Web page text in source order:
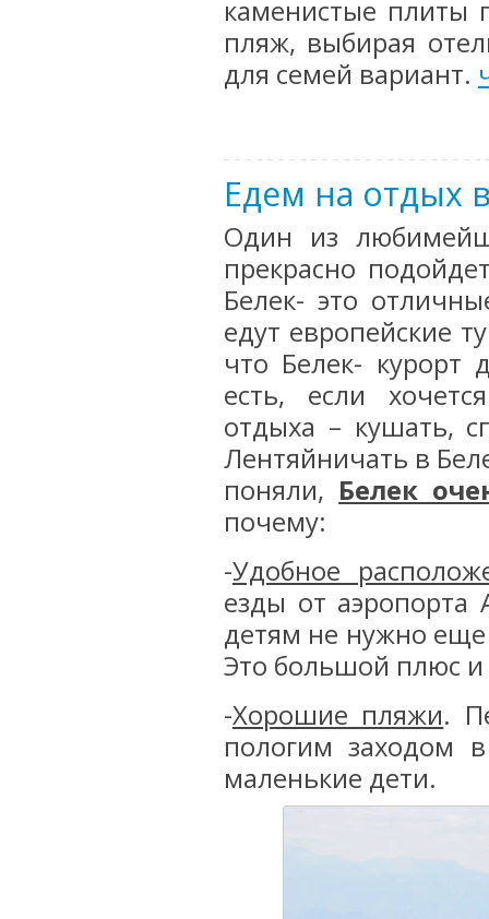
каменистые плиты
пляж, выбирая
для семей вариант.
Едем на отдых
Один из
прекрасно
Белек- это
едут европейские
что Белек-
есть, если
отдыха – кушать,
Лентяйничать в
поняли, Белек
почему:
-Удобное
езды от аэропорта
детям не нужно еще
Это большой плюс и
-Хорошие пляжи.
пологим заходом
маленькие дети.